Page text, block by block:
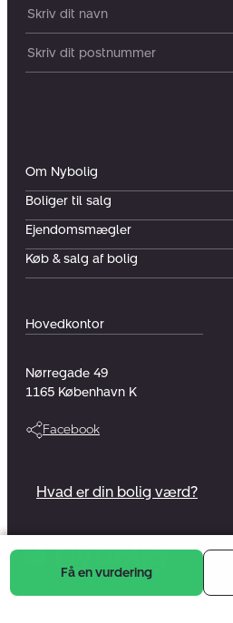
Få en vurdering
Hovedkontor
Nørregade 49
1165 København K
Facebook
Om Nybolig
Boliger til salg
Ejendomsmægler
Køb & salg af bolig
Dit navn:
Postnummer
Vi er en del af et foreningsejet selskab
Læs mere
Hvad er din bolig værd?